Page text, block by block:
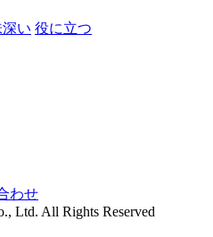
い 役に立つ
わせ
Ltd. All Rights Reserved